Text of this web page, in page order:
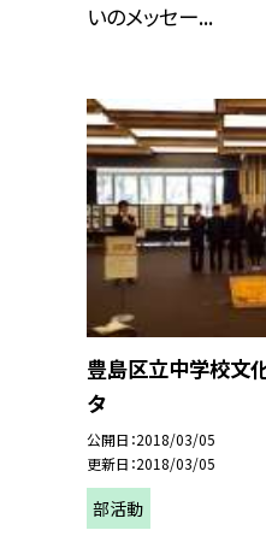
いのメッセー...
豊島区立中学校文
タ
公開日 2018/03/05
更新日 2018/03/05
部活動